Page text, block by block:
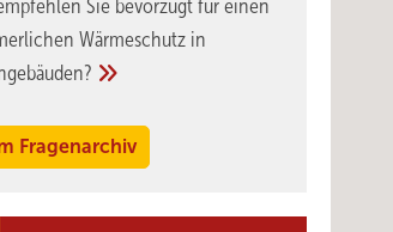
Sie bevorzugt für einen
Wärmeschutz in
Fragenarchiv